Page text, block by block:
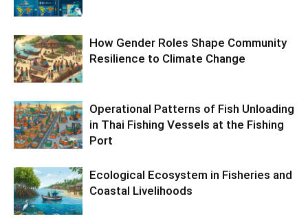
How Gender Roles Shape Community
Resilience to Climate Change
Operational Patterns of Fish Unloading
in Thai Fishing Vessels at the Fishing
Port
Ecological Ecosystem in Fisheries and
Coastal Livelihoods